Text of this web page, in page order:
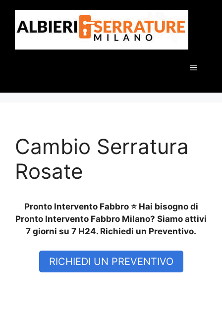
contenuto
Menu
Cambio Serratura
Rosate
Pronto Intervento Fabbro ⭐ Hai bisogno di
Pronto Intervento Fabbro Milano? Siamo attivi
7 giorni su 7 H24. Richiedi un Preventivo.
RICHIEDI UN PREVENTIVO